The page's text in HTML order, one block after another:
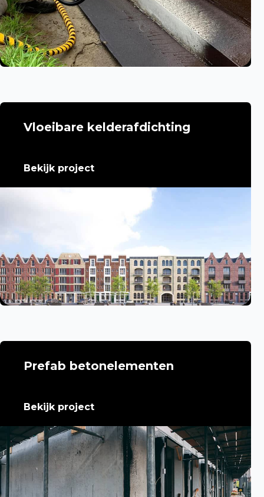
Vloeibare kelderafdichting
Bekijk project
Prefab betonelementen
Bekijk project